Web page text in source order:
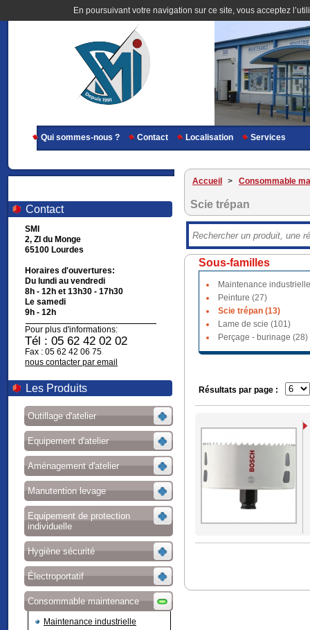
En poursuivant votre navigation sur ce site, vous acceptez
Qui sommes-nous ? Contact Localisation Services
Contact
SMI
2, ZI du Monge
65100 Lourdes
Horaires d'ouvertures:
Du lundi au vendredi
8h - 12h et 13h30 - 17h30
Le samedi
9h - 12h
Pour plus d'informations:
Tél : 05 62 42 02 02
Fax : 05 62 42 06 75
nous contacter par email
Les Produits
Outillage d'atelier
Equipement d'atelier
Aménagement d'atelier
Manutention levage
Equipement de protection
individuelle
Hygiène sécurité
Électroportatif
Consommable maintenance
Maintenance industrielle
Accueil > Consommable
Scie trépan
Sous-familles
Maintenance
Peinture (27)
Scie trépan (13)
Lame de scie (101)
Perçage - burinage (28)
Résultats par page :